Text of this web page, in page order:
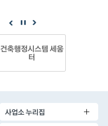
건축행정시스템 세움
터
사업소 누리집